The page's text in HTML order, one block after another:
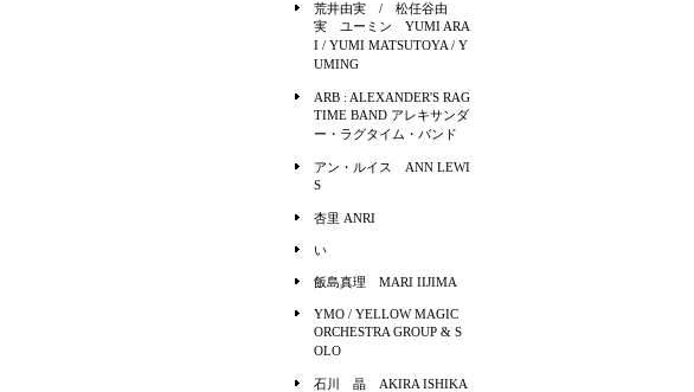
荒井由実 / 松任谷由
実 ユーミン YUMI ARA
I / YUMI MATSUTOYA / Y
UMING
ARB : ALEXANDER'S RAG
TIME BAND アレキサンダ
ー・ラグタイム・バンド
アン・ルイス ANN LEWI
S
杏里 ANRI
い
飯島真理 MARI IIJIMA
YMO / YELLOW MAGIC
ORCHESTRA GROUP & S
OLO
石川 晶 AKIRA ISHIKA